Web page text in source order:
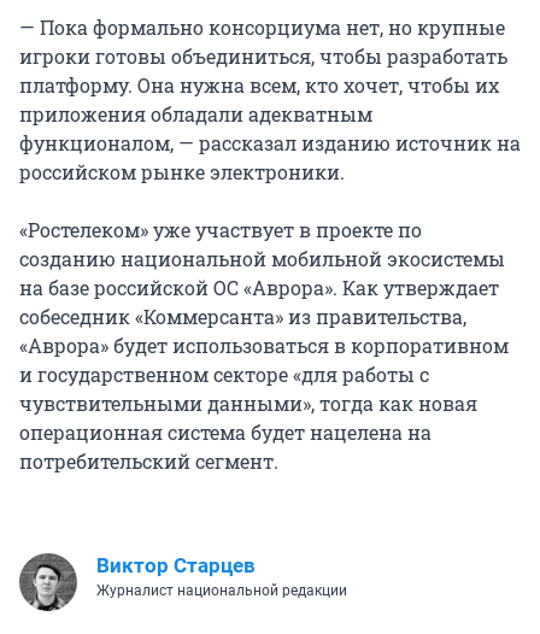
— Пока формально консорциума нет, но крупные
игроки готовы объединиться, чтобы разработать
платформу. Она нужна всем, кто хочет, чтобы их
приложения обладали адекватным
функционалом, — рассказал изданию источник на
российском рынке электроники.
«Ростелеком» уже участвует в проекте по
созданию национальной мобильной экосистемы
на базе российской ОС «Аврора». Как утверждает
собеседник «Коммерсанта» из правительства,
«Аврора» будет использоваться в корпоративном
и государственном секторе «для работы с
чувствительными данными», тогда как новая
операционная система будет нацелена на
потребительский сегмент.
Виктор Старцев
Журналист национальной редакции